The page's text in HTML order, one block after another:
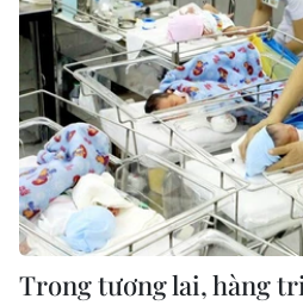
Trong tương lai, hàng